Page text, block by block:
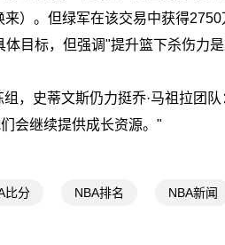
来）。但绿军在该交易中获得
目标，但强调"提升篮下杀伤力是
史蒂文斯仍力挺乔·马祖拉团队
会继续提供成长资源。"
比分 NBA排名 NBA新闻